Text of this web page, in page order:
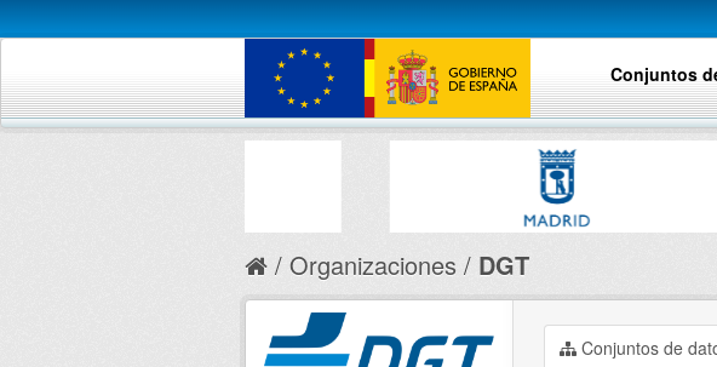
Conjuntos
Organizaciones DGT
Conjuntos de